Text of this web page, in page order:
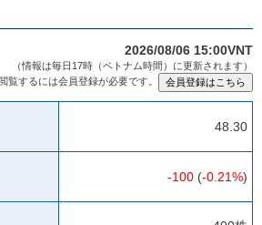
2026/08/06 15:00VNT
（情報は毎日17時（ベトナム時間）に更新されます）
覧するには会員登録が必要です。
48.30
-100 (-0.21%)